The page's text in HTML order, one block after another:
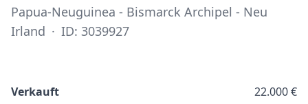
Papua-Neuguinea - Bismarck Archipel - Neu
Irland · ID: 3039927
Verkauft 22.000 €